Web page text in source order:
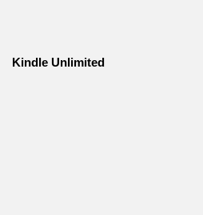
Kindle Unlimited